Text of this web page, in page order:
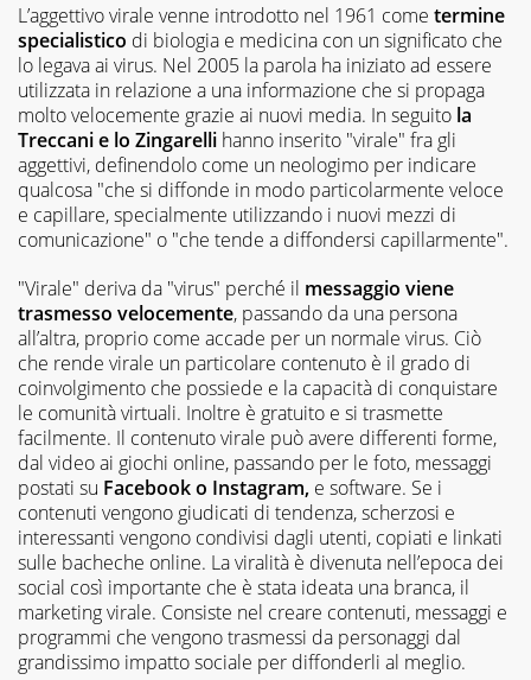
L’aggettivo virale venne introdotto nel 1961 come termine
specialistico di biologia e medicina con un significato che
lo legava ai virus. Nel 2005 la parola ha iniziato ad essere
utilizzata in relazione a una informazione che si propaga
molto velocemente grazie ai nuovi media. In seguito la
Treccani e lo Zingarelli hanno inserito "virale" fra gli
aggettivi, definendolo come un neologimo per indicare
qualcosa "che si diffonde in modo particolarmente veloce
e capillare, specialmente utilizzando i nuovi mezzi di
comunicazione" o "che tende a diffondersi capillarmente".
"Virale" deriva da "virus" perché il messaggio viene
trasmesso velocemente, passando da una persona
all’altra, proprio come accade per un normale virus. Ciò
che rende virale un particolare contenuto è il grado di
coinvolgimento che possiede e la capacità di conquistare
le comunità virtuali. Inoltre è gratuito e si trasmette
facilmente. Il contenuto virale può avere differenti forme,
dal video ai giochi online, passando per le foto, messaggi
postati su Facebook o Instagram, e software. Se i
contenuti vengono giudicati di tendenza, scherzosi e
interessanti vengono condivisi dagli utenti, copiati e linkati
sulle bacheche online. La viralità è divenuta nell’epoca dei
social così importante che è stata ideata una branca, il
marketing virale. Consiste nel creare contenuti, messaggi e
programmi che vengono trasmessi da personaggi dal
grandissimo impatto sociale per diffonderli al meglio.